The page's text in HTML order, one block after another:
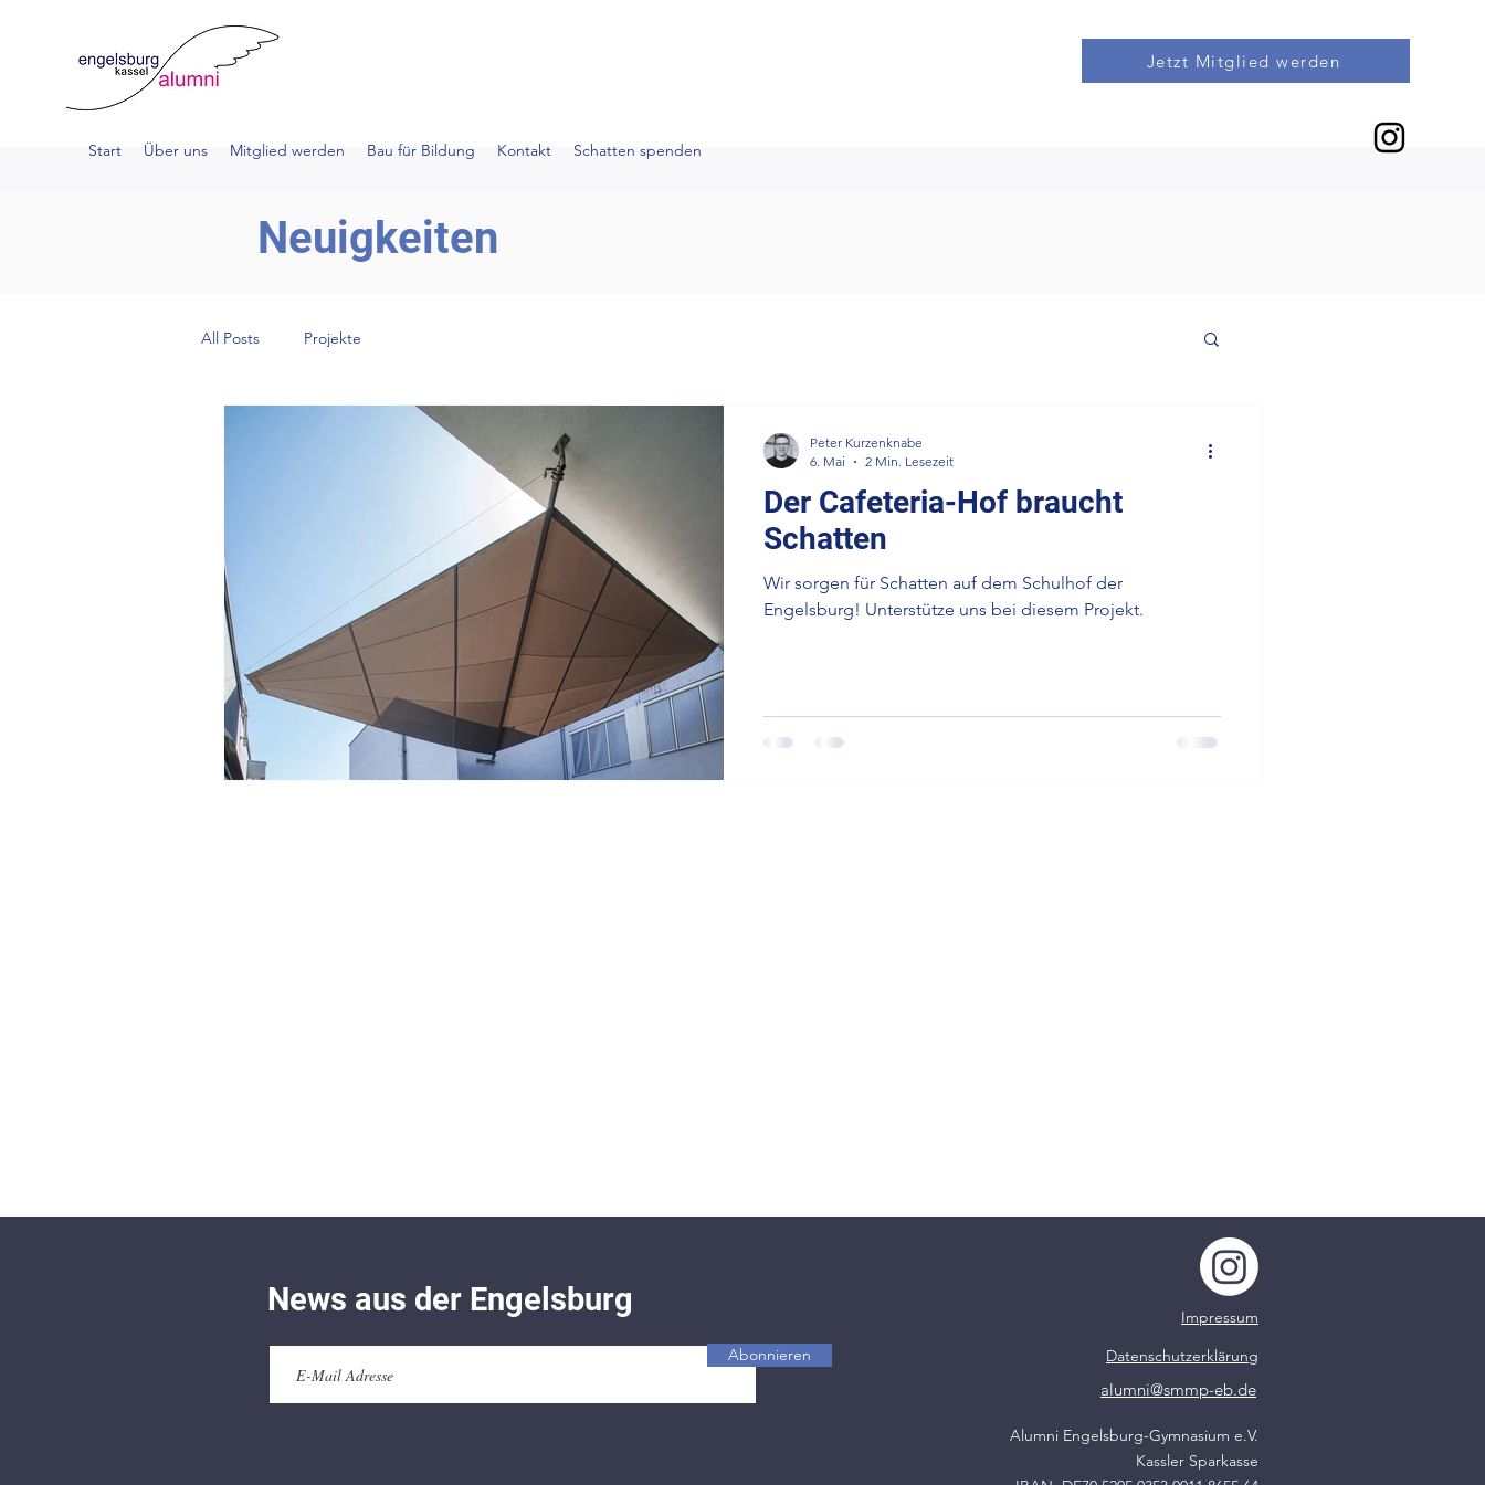
Jetzt Mitglied werden
Start Über uns Mitglied werden Bau für Bildung Kontakt Schatten spenden
Neuigkeiten
All Posts Projekte
Der Cafeteria-Hof braucht
Schatten
Wir sorgen für Schatten auf dem Schulhof der
Engelsburg! Unterstütze uns bei diesem Projekt.
Peter Kurzenknabe
6. Mai
2 Min. Lesezeit
News aus der Engelsburg
Abonnieren
Impressum
Datenschutzerklärung
alumni@smmp-eb.de
Alumni Engelsburg-Gymnasium e.V.
Kassler Sparkasse